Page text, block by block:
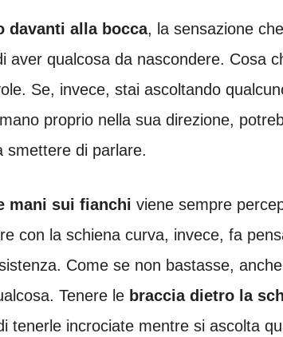
davanti alla bocca, la sensazione
aver qualcosa da nascondere. Cosa
Se, invece, stai ascoltando
proprio nella sua direzione,
smettere di parlare.
mani sui fianchi viene sempre
con la schiena curva, invece, fa
Come se non bastasse,
Tenere le braccia dietro la
tenerle incrociate mentre si ascolta